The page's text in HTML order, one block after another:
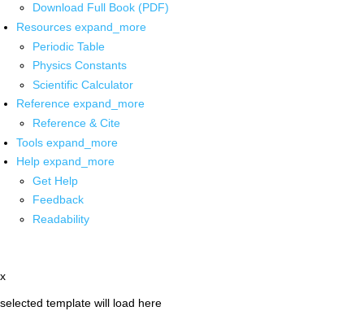
Download Full Book (PDF)
Resources expand_more
Periodic Table
Physics Constants
Scientific Calculator
Reference expand_more
Reference & Cite
Tools expand_more
Help expand_more
Get Help
Feedback
Readability
x
selected template will load here